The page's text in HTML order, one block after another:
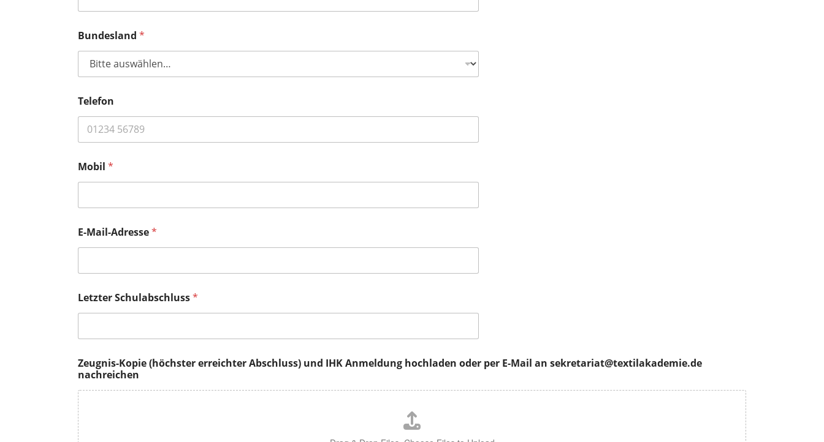
Bundesland *
Telefon
Mobil *
E-Mail-Adresse*
Letzter Schulabschluss*
Zeugnis-Kopie (höchster erreichter Abschluss) und IHK Anmeldung hochladen oder per E-Mail an sekretariat@textilakademie.de
nachreichen